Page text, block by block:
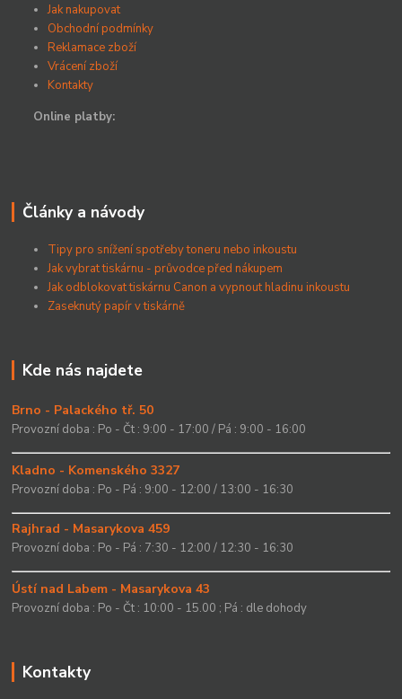
Jak nakupovat
Obchodní podmínky
Reklamace zboží
Vrácení zboží
Kontakty
Online platby:
Články a návody
Tipy pro snížení spotřeby toneru nebo inkoustu
Jak vybrat tiskárnu - průvodce před nákupem
Jak odblokovat tiskárnu Canon a vypnout hladinu inkoustu
Zaseknutý papír v tiskárně
Kde nás najdete
Brno - Palackého tř. 50
Provozní doba : Po - Čt : 9:00 - 17:00 / Pá : 9:00 - 16:00
Kladno - Komenského 3327
Provozní doba : Po - Pá : 9:00 - 12:00 / 13:00 - 16:30
Rajhrad - Masarykova 459
Provozní doba : Po - Pá : 7:30 - 12:00 / 12:30 - 16:30
Ústí nad Labem - Masarykova 43
Provozní doba : Po - Čt : 10:00 - 15.00 ; Pá : dle dohody
Kontakty